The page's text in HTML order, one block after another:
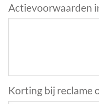
Actievoorwaarden
Korting bij reclame